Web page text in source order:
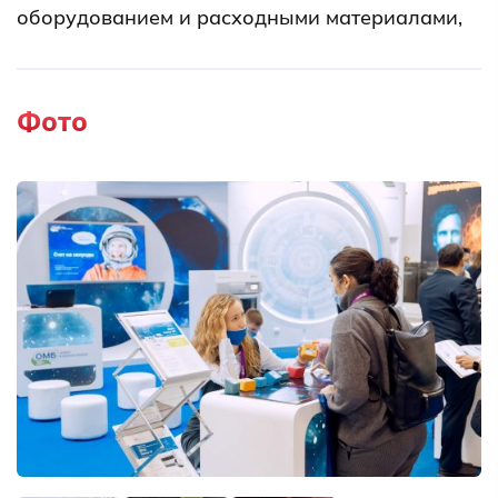
оборудованием и расходными материалами,
продукции сосредоточиться исключительно
на проблемах диагностики и лечения
Компания ОМБ основана в 1991 году. С 1993
года поставляет на российский рынок
медицинское оборудование и расходные
материалы ведущих мировых
производителей. Сеть собственных
представительств и региональных
дистрибьюторов компании охватывает всю
территорию России. В 2003 году было
открыто представительство на Украине, в
Фото